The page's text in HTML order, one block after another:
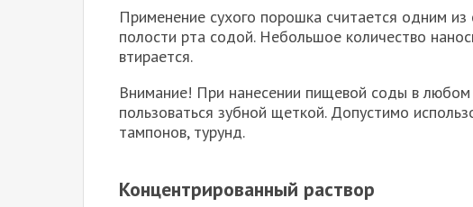
Применение сухого порошка считается одним
полости рта содой. Небольшое количество
втирается.
Внимание! При нанесении пищевой соды в любом
пользоваться зубной щеткой. Допустимо
тампонов, турунд.
Концентрированный раствор